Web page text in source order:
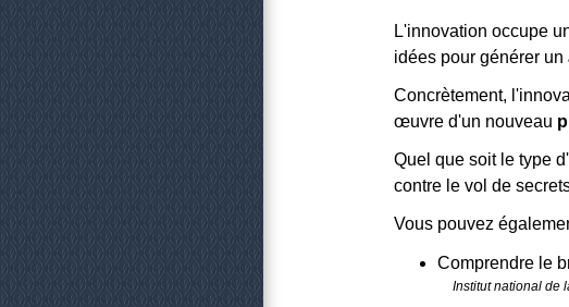
L'innovation occupe
idées pour générer un
Concrètement,
œuvre d'un nouveau
Quel que soit le type
contre le vol de
Vous pouvez
Comprendre le
Institut national de